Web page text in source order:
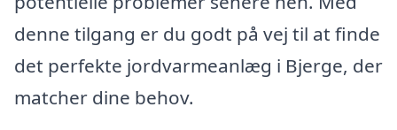
denne tilgang er du godt på vej til at finde
det perfekte jordvarmeanlæg i Bjerge, der
matcher dine behov.